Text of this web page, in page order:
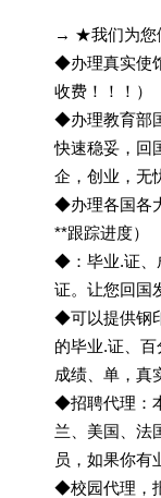
→ ★我们为您
◆办理真实使
收费！！！）
◆办理教育部
快速稳妥，回
企，创业，无
◆办理各国各
**跟踪进度）
◆：毕业.证、
证。让您回国
◆可以提供钢
的毕业.证、百
成绩、单，真
◆招聘代理：
兰、美国、法
员，如果你有
◆校园代理，